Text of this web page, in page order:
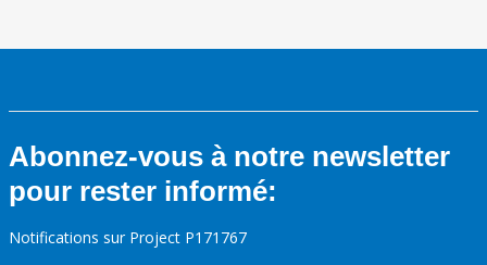
Abonnez-vous à notre newsletter
pour rester informé:
Notifications sur Project P171767